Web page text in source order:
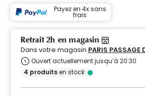
Payez en 4x sans
frais
Retrait 2h en magasin
Dans votre magasin PARIS PASSAGE
Ouvert actuellement jusqu’à 20:30
4 produitsen stock